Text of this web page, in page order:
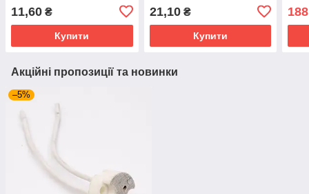
11,60 ₴
Купити
21,10₴
Купити
Акційні пропозиції та новинки
–5%